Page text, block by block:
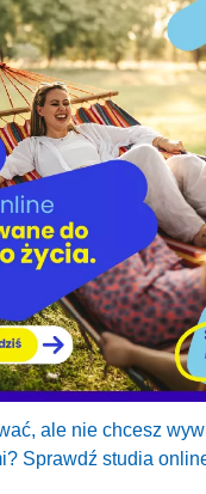
ale nie chcesz
Sprawdź studia